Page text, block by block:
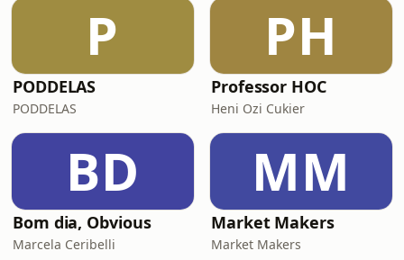
P
PODDELAS
PODDELAS
PH
Professor HOC
Heni Ozi Cukier
BD
Bom dia, Obvious
Marcela Ceribelli
MM
Market Makers
Market Makers